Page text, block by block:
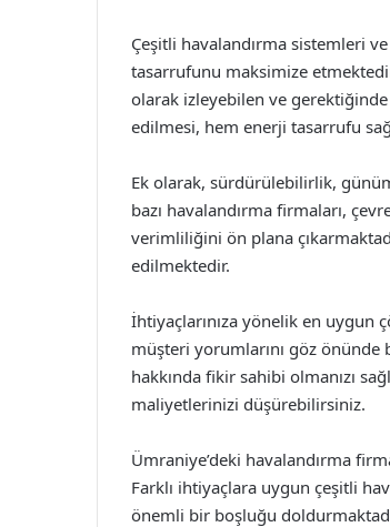
Çeşitli havalandırma sistemleri
tasarrufunu maksimize
olarak izleyebilen ve
edilmesi, hem enerji tasarrufu
Ek olarak, sürdürülebilirlik,
bazı havalandırma firmaları,
verimliliğini ön plana
edilmektedir.
İhtiyaçlarınıza yönelik en uygun
müşteri yorumlarını göz
hakkında fikir sahibi olmanızı
maliyetlerinizi düşürebilirsiniz.
Ümraniye’deki havalandırma
Farklı ihtiyaçlara uygun çeşitli
önemli bir boşluğu